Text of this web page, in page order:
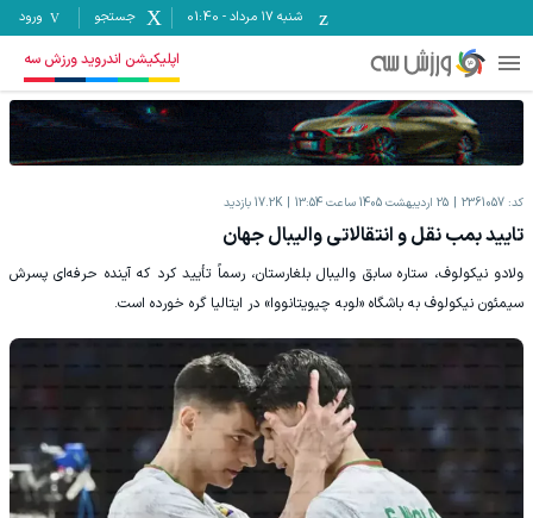
شنبه ۱۷ مرداد -
01:40 جستجو ورود
اپلیکیشن اندروید ورزش سه
کد: 2361057 25 اردیبهشت 1405 ساعت 13:54 17.2K بازدید
تایید بمب نقل و انتقالاتی والیبال‌ جهان
ولادو نیکولوف، ستاره سابق والیبال بلغارستان، رسماً تأیید کرد که آینده حرفه‌ای پسرش
سیمئون نیکولوف به باشگاه «لوبه چیویتانووا» در ایتالیا گره خورده است.